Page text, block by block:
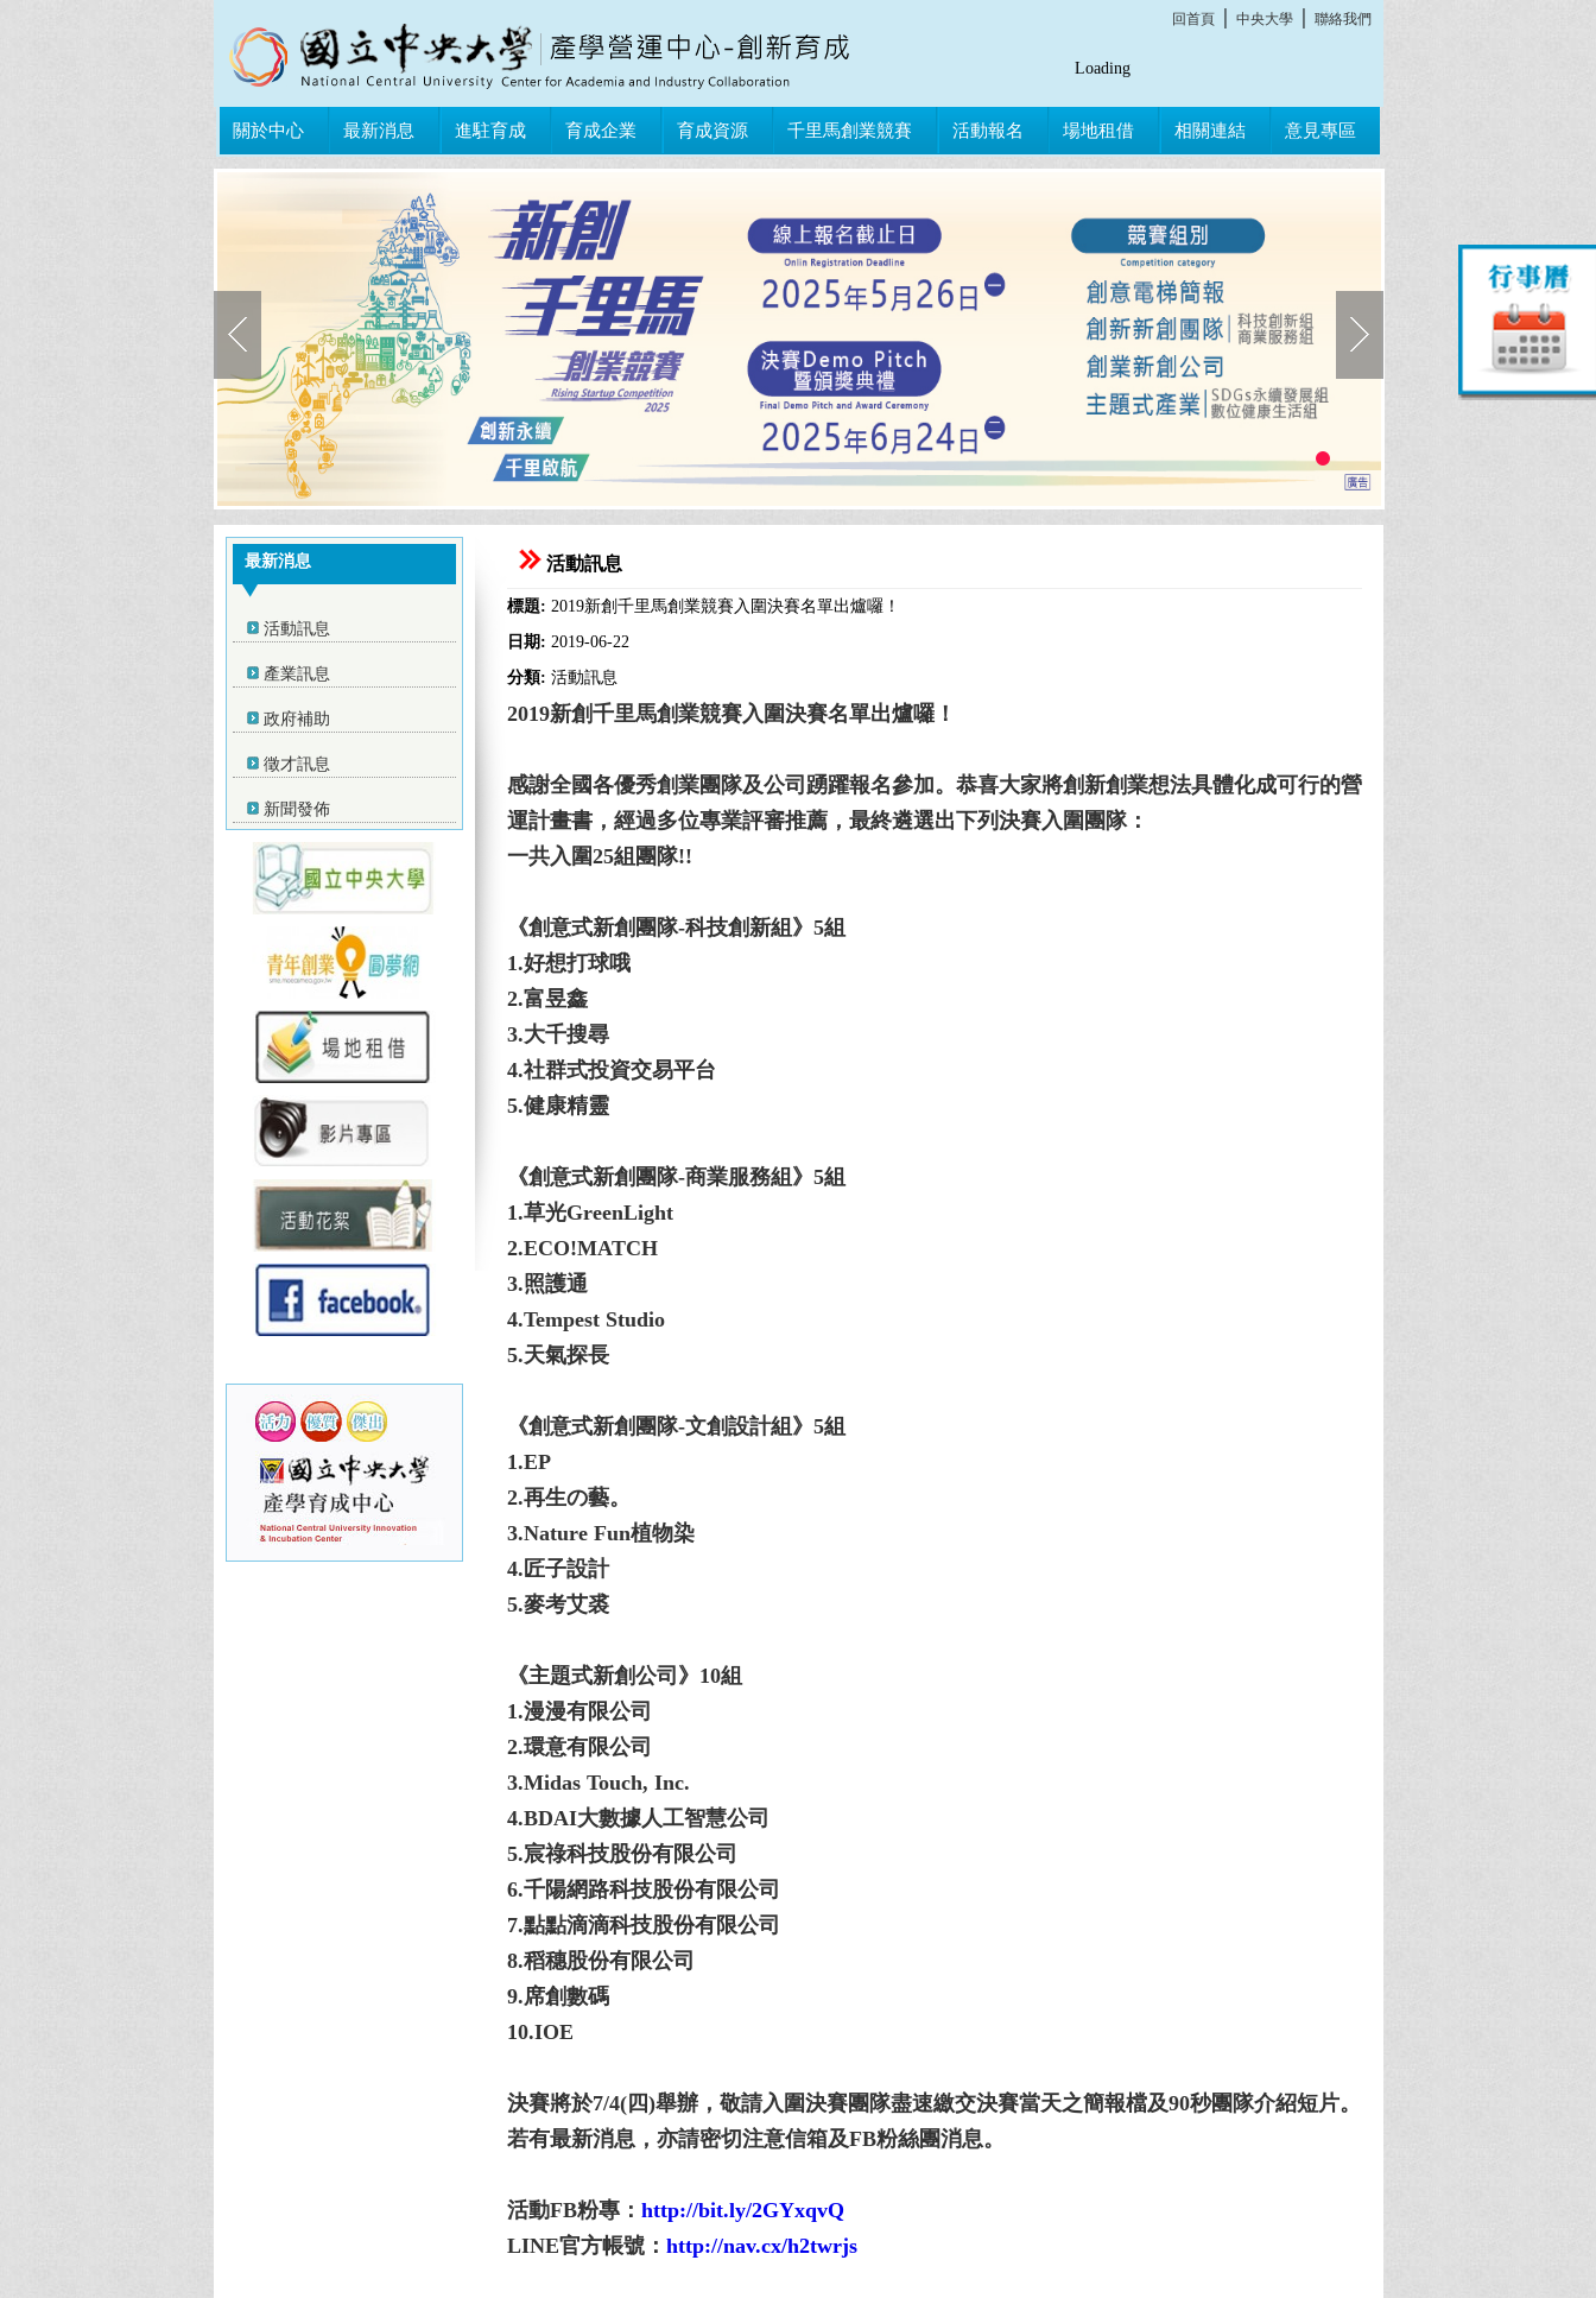
回首頁│ 中央大學│ 聯絡我們
Loading
關於中心 最新消息 進駐育成 育成企業 育成資源 千里馬創業競賽 活動報名 場地租借 相關連結 意見專區
最新消息
活動訊息
產業訊息
政府補助
徵才訊息
新聞發佈
活動訊息
標題: 2019新創千里馬創業競賽入圍決賽名單出爐囉！
日期: 2019-06-22
分類: 活動訊息
2019新創千里馬創業競賽入圍決賽名單出爐囉！
感謝全國各優秀創業團隊及公司踴躍報名參加。恭喜大家將創新創業想法具體化成可行的營
運計畫書，經過多位專業評審推薦，最終遴選出下列決賽入圍團隊：
一共入圍25組團隊!!
《創意式新創團隊-科技創新組》5組
1.好想打球哦
2.富昱鑫
3.大千搜尋
4.社群式投資交易平台
5.健康精靈
《創意式新創團隊-商業服務組》5組
1.草光GreenLight
2.ECO!MATCH
3.照護通
4.Tempest Studio
5.天氣探長
《創意式新創團隊-文創設計組》5組
1.EP
2.再生の藝。
3.Nature Fun植物染
4.匠子設計
5.麥考艾裘
《主題式新創公司》10組
1.漫漫有限公司
2.環意有限公司
3.Midas Touch, Inc.
4.BDAI大數據人工智慧公司
5.宸祿科技股份有限公司
6.千陽網路科技股份有限公司
7.點點滴滴科技股份有限公司
8.稻穗股份有限公司
9.席創數碼
10.IOE
決賽將於7/4(四)舉辦，敬請入圍決賽團隊盡速繳交決賽當天之簡報檔及90秒團隊介紹短片。
若有最新消息，亦請密切注意信箱及FB粉絲團消息。
活動FB粉專： http://bit.ly/2GYxqvQ
LINE官方帳號： http://nav.cx/h2twrjs